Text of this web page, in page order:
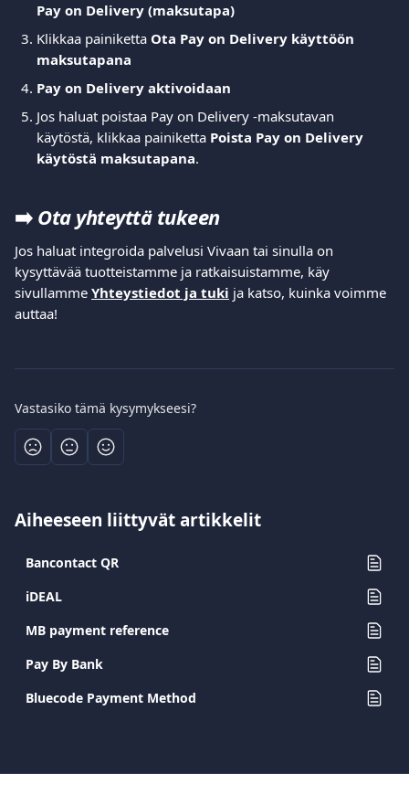
Pay on Delivery (maksutapa)
Klikkaa painiketta Ota Pay on Delivery käyttöön
maksutapana
Pay on Delivery aktivoidaan
Jos haluat poistaa Pay on Delivery -maksutavan
käytöstä, klikkaa painiketta Poista Pay on Delivery
käytöstä maksutapana.
➡️ Ota yhteyttä tukeen
Jos haluat integroida palvelusi Vivaan tai sinulla on
kysyttävää tuotteistamme ja ratkaisuistamme, käy
sivullamme Yhteystiedot ja tuki ja katso, kuinka voimme
auttaa!
Vastasiko tämä kysymykseesi?
Aiheeseen liittyvät artikkelit
Bancontact QR
iDEAL
MB payment reference
Pay By Bank
Bluecode Payment Method